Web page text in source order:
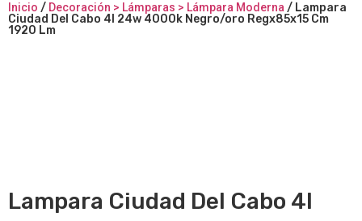
Inicio / Decoración > Lámparas > Lámpara Moderna/ Lampara
Ciudad Del Cabo 4l 24w 4000k Negro/oro Regx85x15 Cm
1920 Lm
Lampara Ciudad Del Cabo 4l